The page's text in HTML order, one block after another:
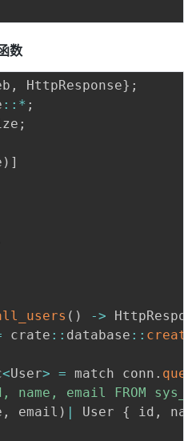
数
, HttpResponse} ;
: : * ;
;
) ]
( ) ->
crate : : database : :
<User> = match conn .
name, email FROM
, email ) User { id ,